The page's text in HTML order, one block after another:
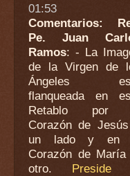
01:53
Comentarios:
Pe. Juan
Ramos: - La
de la Virgen de
Ángeles
flanqueada en
Retablo por
Corazón de
un lado y en
Corazón de María
otro. Preside